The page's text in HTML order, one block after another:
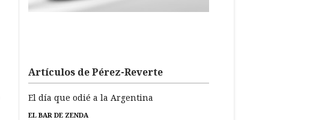
Artículos de Pérez-Reverte
El día que odié a la Argentina
EL BAR DE ZENDA